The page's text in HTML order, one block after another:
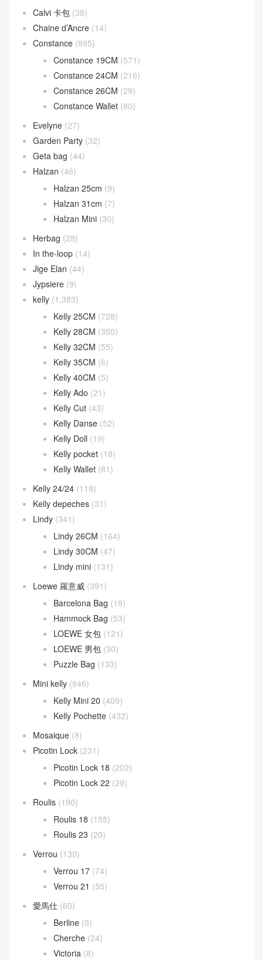
Calvi 卡包 (38)
Chaine d’Ancre (14)
Constance (895)
Constance 19CM (571)
Constance 24CM (216)
Constance 26CM (29)
Constance Wallet (80)
Evelyne (27)
Garden Party (32)
Geta bag (44)
Halzan (46)
Halzan 25cm (9)
Halzan 31cm (7)
Halzan Mini (30)
Herbag (28)
In the-loop (14)
Jige Elan (44)
Jypsiere (9)
kelly (1,383)
Kelly 25CM (728)
Kelly 28CM (350)
Kelly 32CM (55)
Kelly 35CM (6)
Kelly 40CM (5)
Kelly Ado (21)
Kelly Cut (43)
Kelly Danse (52)
Kelly Doll (19)
Kelly pocket (18)
Kelly Wallet (81)
Kelly 24/24 (118)
Kelly depeches (31)
Lindy (341)
Lindy 26CM (164)
Lindy 30CM (47)
Lindy mini (131)
Loewe 羅意威 (391)
Barcelona Bag (19)
Hammock Bag (53)
LOEWE 女包 (121)
LOEWE 男包 (30)
Puzzle Bag (133)
Mini kelly (946)
Kelly Mini 20 (409)
Kelly Pochette (432)
Mosaique (8)
Picotin Lock (231)
Picotin Lock 18 (202)
Picotin Lock 22 (29)
Roulis (190)
Roulis 18 (155)
Roulis 23 (20)
Verrou (130)
Verrou 17 (74)
Verrou 21 (55)
愛馬仕 (60)
Berline (9)
Cherche (24)
Victoria (8)